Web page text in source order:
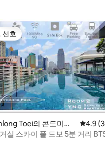
선호
선호
Toei의 콘도미니
평점
4.9
실 스카이 풀 도보 5분 거리